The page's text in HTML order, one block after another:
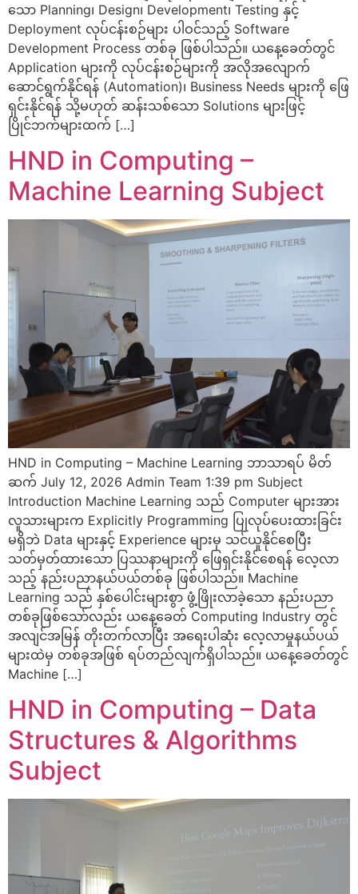
သော Planning၊ Design၊ Development၊ Testing နှင့်
Deployment လုပ်ငန်းစဉ်များ ပါဝင်သည့် Software
Development Process တစ်ခု ဖြစ်ပါသည်။ ယနေ့ခေတ်တွင်
Application များကို လုပ်ငန်းစဉ်များကို အလိုအလျောက်
ဆောင်ရွက်နိုင်ရန် (Automation)၊ Business Needs များကို ဖြေ
ရှင်းနိုင်ရန် သို့မဟုတ် ဆန်းသစ်သော Solutions များဖြင့်
ပြိုင်ဘက်များထက် […]
HND in Computing –
Machine Learning Subject
HND in Computing – Machine Learning ဘာသာရပ် မိတ်
ဆက် July 12, 2026 Admin Team 1:39 pm Subject
Introduction Machine Learning သည် Computer များအား
လူသားများက Explicitly Programming ပြုလုပ်ပေးထားခြင်း
မရှိဘဲ Data များနှင့် Experience များမှ သင်ယူနိုင်စေပြီး
သတ်မှတ်ထားသော ပြဿနာများကို ဖြေရှင်းနိုင်စေရန် လေ့လာ
သည့် နည်းပညာနယ်ပယ်တစ်ခု ဖြစ်ပါသည်။ Machine
Learning သည် နှစ်ပေါင်းများစွာ ဖွံ့ဖြိုးလာခဲ့သော နည်းပညာ
တစ်ခုဖြစ်သော်လည်း ယနေ့ခေတ် Computing Industry တွင်
အလျင်အမြန် တိုးတက်လာပြီး အရေးပါဆုံး လေ့လာမှုနယ်ပယ်
များထဲမှ တစ်ခုအဖြစ် ရပ်တည်လျက်ရှိပါသည်။ ယနေ့ခေတ်တွင်
Machine […]
HND in Computing – Data
Structures & Algorithms
Subject